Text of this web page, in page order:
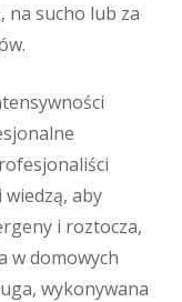
na sucho lub za
aby
i roztocza,
w domowych
wykonywana